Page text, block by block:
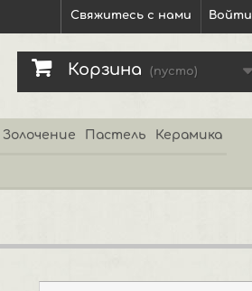
Войти
Свяжитесь с нами
Корзина (пусто)
Золочение Пастель Керамика